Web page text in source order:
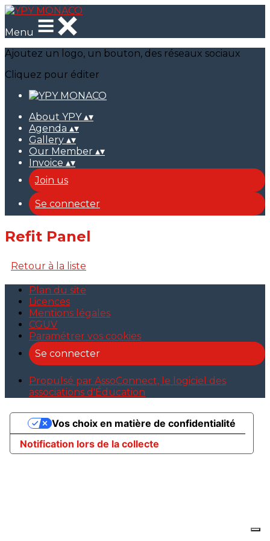
Menu
Ajoutez un logo, un bouton, des réseaux sociaux
Cliquez pour éditer
About YPY▴▾
Agenda ▴▾
Gallery ▴▾
Our Member ▴▾
Invoice ▴▾
Join us
Se connecter
Refit Panel
Retour à la liste
Plan du site
Licences
Mentions légales
CGUV
Paramétrer vos cookies
Se connecter
Propulsé par AssoConnect, le logiciel des
associations d'Éducation
Notification lors de la collecte
Vos choix en matière de confidentialité